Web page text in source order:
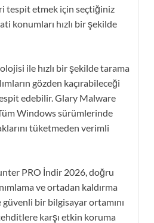
tespit etmek için seçtiğiniz
konumları hızlı bir şekilde
ile hızlı bir şekilde tarama
gözden kaçırabileceği
edebilir. Glary Malware
Windows sürümlerinde
tüketmeden verimli
PRO İndir 2026, doğru
ve ortadan kaldırma
bir bilgisayar ortamını
karşı etkin koruma